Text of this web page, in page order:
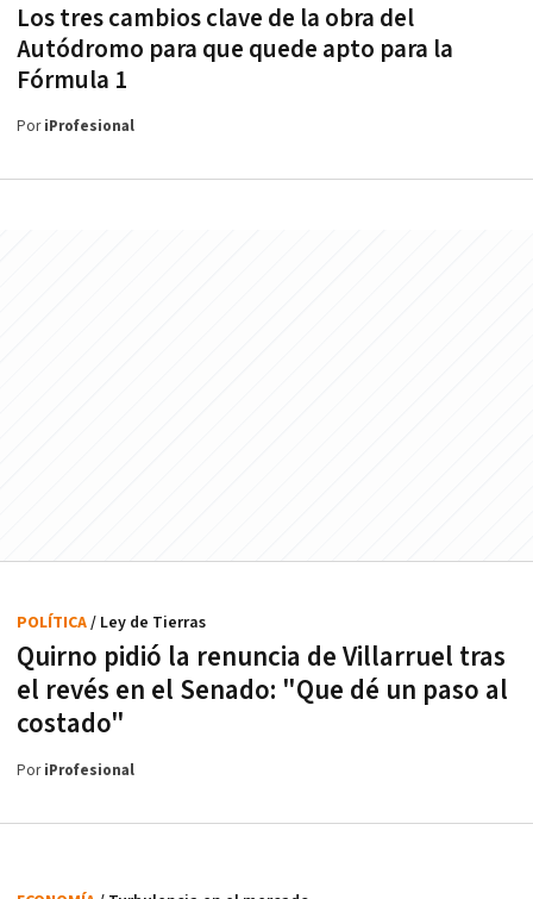
Los tres cambios clave de la obra del
Autódromo para que quede apto para la
Fórmula 1
PoriProfesional
Quirno pidió la renuncia de Villarruel tras
el revés en el Senado: "Que dé un paso al
costado"
POLÍTICA/ Ley de Tierras
PoriProfesional